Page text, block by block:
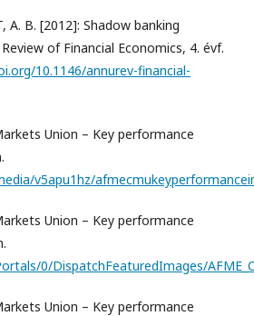
A. B. [2012]: Shadow banking
of Financial Economics, 4. évf.
10.1146/annurev-financial-
Union – Key performance
v5apu1hz/
Union – Key performance
0/DispatchFeaturedImages/
Union – Key performance